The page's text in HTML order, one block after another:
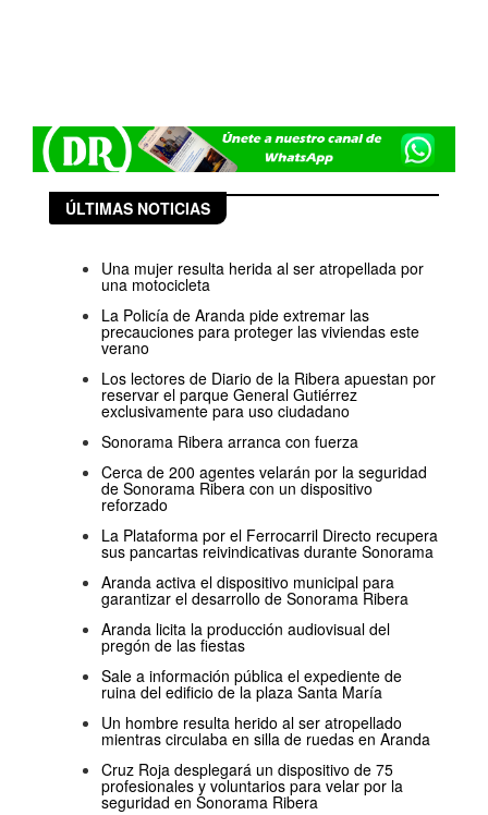
ÚLTIMAS NOTICIAS
Una mujer resulta herida al ser atropellada por
una motocicleta
La Policía de Aranda pide extremar las
precauciones para proteger las viviendas este
verano
Los lectores de Diario de la Ribera apuestan por
reservar el parque General Gutiérrez
exclusivamente para uso ciudadano
Sonorama Ribera arranca con fuerza
Cerca de 200 agentes velarán por la seguridad
de Sonorama Ribera con un dispositivo
reforzado
La Plataforma por el Ferrocarril Directo recupera
sus pancartas reivindicativas durante Sonorama
Aranda activa el dispositivo municipal para
garantizar el desarrollo de Sonorama Ribera
Aranda licita la producción audiovisual del
pregón de las fiestas
Sale a información pública el expediente de
ruina del edificio de la plaza Santa María
Un hombre resulta herido al ser atropellado
mientras circulaba en silla de ruedas en Aranda
Cruz Roja desplegará un dispositivo de 75
profesionales y voluntarios para velar por la
seguridad en Sonorama Ribera